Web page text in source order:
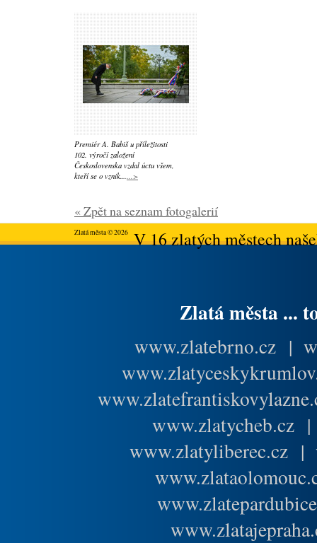
Premiér A. Babiš u příležitosti
102. výročí založení
Československa vzdal úctu všem,
kteří se o vznik......>
« Zpět na seznam fotogalerií
Zlatá města © 2026V 16 zlatých městech
Zlatá města ...
www.zlatebrno.cz |
www.zlatycheb.cz
www.zlatyliberec.cz |